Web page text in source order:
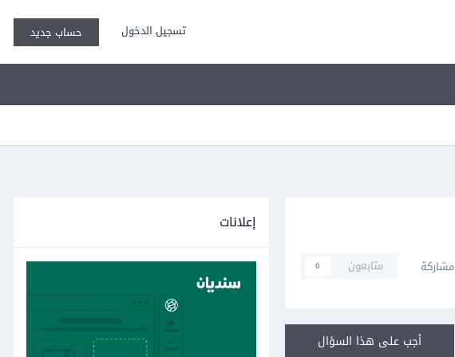
تسجيل الدخول حساب جديد
مشاركة متابعون 0
أجب على هذا السؤال
إعلانات